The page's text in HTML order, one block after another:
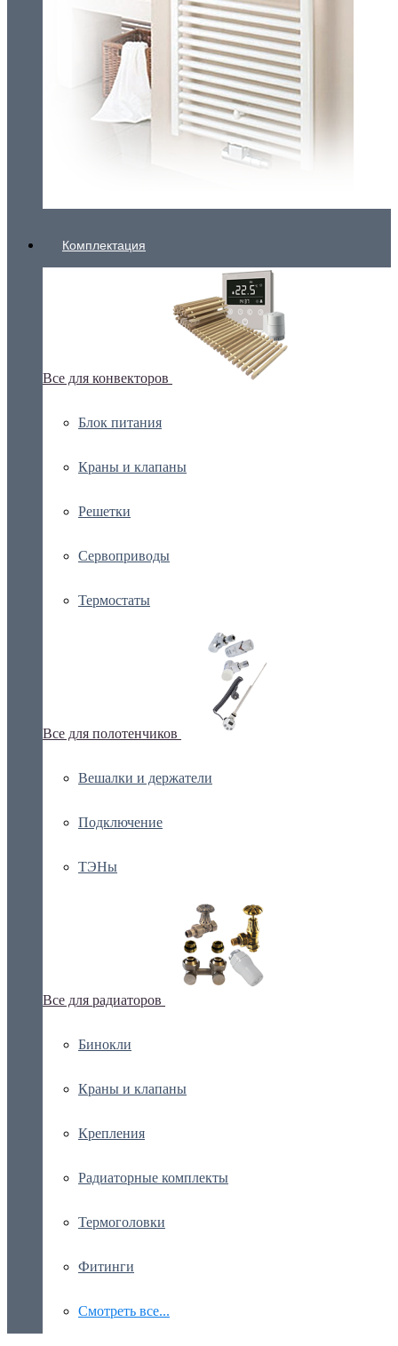
Комплектация
Все для конвекторов
Блок питания
Краны и клапаны
Решетки
Сервоприводы
Термостаты
Все для полотенчиков
Вешалки и держатели
Подключение
ТЭНы
Все для радиаторов
Бинокли
Краны и клапаны
Крепления
Радиаторные комплекты
Термоголовки
Фитинги
Смотреть все...